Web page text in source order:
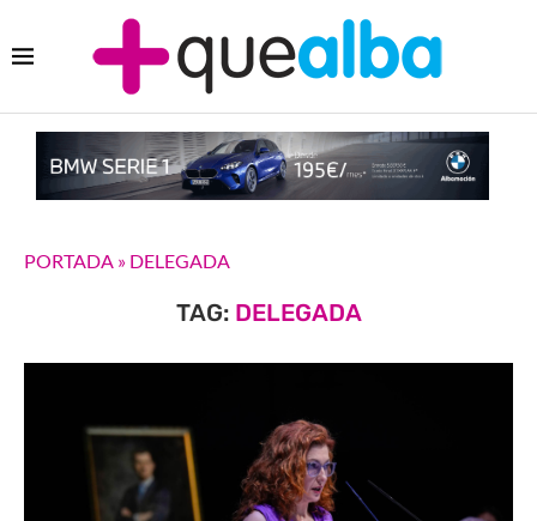
PORTADA » DELEGADA
TAG: DELEGADA